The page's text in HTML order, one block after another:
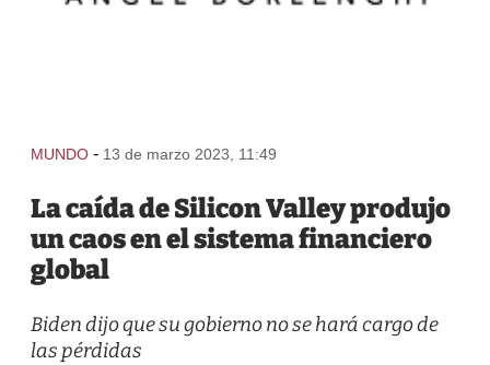
MUNDO - 13 de marzo 2023, 11:49
La caída de Silicon Valley produjo
un caos en el sistema financiero
global
Biden dijo que su gobierno no se hará cargo de
las pérdidas